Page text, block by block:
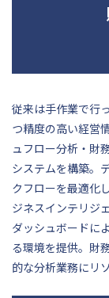
従来は手作業で行
つ精度の高い経営
ュフロー分析・財
システムを構築。
クフローを最適化
ジネスインテリジ
ダッシュボードに
る環境を提供。財
的な分析業務にリ